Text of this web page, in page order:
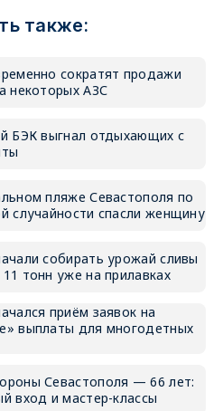
также:
сократят продажи
некоторых АЗС
БЭК выгнал отдыхающих с
пляже Севастополя по
случайности спасли женщину
собирать урожай сливы
тонн уже на прилавках
приём заявок на
выплаты для многодетных
Севастополя — 66 лет:
вход и мастер-классы